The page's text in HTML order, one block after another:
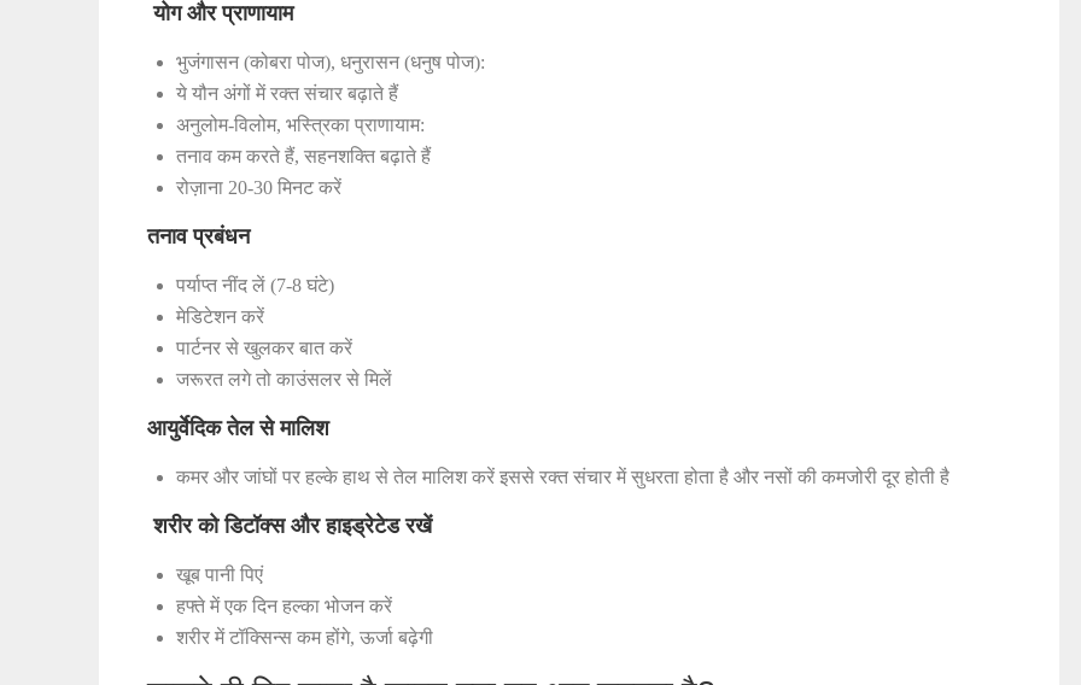
योग और प्राणायाम
भुजंगासन (कोबरा पोज), धनुरासन (धनुष पोज):
ये यौन अंगों में रक्त संचार बढ़ाते हैं
अनुलोम-विलोम, भस्त्रिका प्राणायाम:
तनाव कम करते हैं, सहनशक्ति बढ़ाते हैं
रोज़ाना 20-30 मिनट करें
तनाव प्रबंधन
पर्याप्त नींद लें (7-8 घंटे)
मेडिटेशन करें
पार्टनर से खुलकर बात करें
जरूरत लगे तो काउंसलर से मिलें
आयुर्वेदिक तेल से मालिश
कमर और जांघों पर हल्के हाथ से तेल मालिश करें इससे रक्त संचार में सुधरता होता है और नसों की कमजोरी दूर होती है
शरीर को डिटॉक्स और हाइड्रेटेड रखें
खूब पानी पिएं
हफ्ते में एक दिन हल्का भोजन करें
शरीर में टॉक्सिन्स कम होंगे, ऊर्जा बढ़ेगी